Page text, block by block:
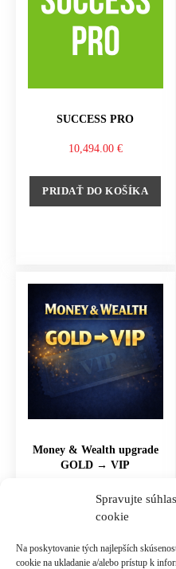
Spravujte
cookie
Na poskytovanie tých najlepších
cookie na ukladanie a/alebo prístup k
SUCCESS PRO
10,494.00 €
PRIDAŤ DO KOŠÍKA
Money & Wealth upgrade
GOLD → VIP
237.00